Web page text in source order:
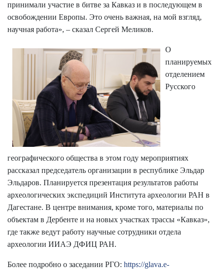
принимали участие в битве за Кавказ и в последующем в
освобождении Европы. Это очень важная, на мой взгляд,
научная работа», – сказал Сергей Меликов.
О
планируемых
отделением
Русского
географического общества в этом году мероприятиях
рассказал председатель организации в республике Эльдар
Эльдаров. Планируется презентация результатов работы
археологических экспедиций Института археологии РАН в
Дагестане. В центре внимания, кроме того, материалы по
объектам в Дербенте и на новых участках трассы «Кавказ»,
где также ведут работу научные сотрудники отдела
археологии ИИАЭ ДФИЦ РАН.
Более подробно о заседании РГО: https://glava.e-